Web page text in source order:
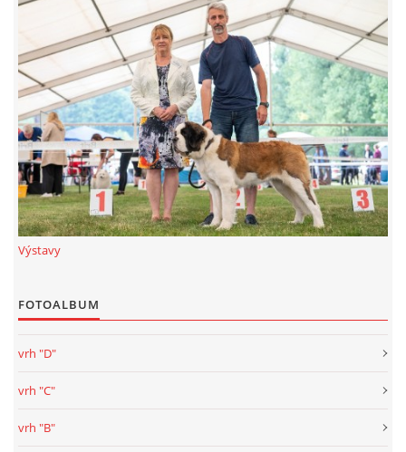
KONTAKT
© CHS ze Severních vrchů |Aktualizováno: 20. 7. 2026
Výstavy
FOTOALBUM
vrh "D"
vrh "C"
vrh "B"